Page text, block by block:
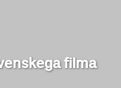
filma